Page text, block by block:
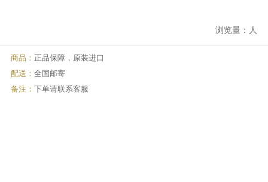
浏览量： 人
商品： 正品保障，原装进口
配送： 全国邮寄
备注： 下单请联系客服